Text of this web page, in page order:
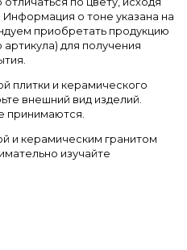
Информация о тоне указана на
приобретать продукцию
для получения
плитки и керамического
внешний вид изделий.
принимаются.
и керамическим гранитом
изучайте